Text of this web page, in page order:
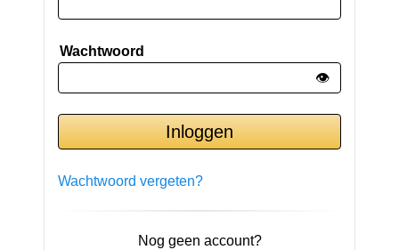
Wachtwoord
👁️
Wachtwoord vergeten?
Nog geen account?